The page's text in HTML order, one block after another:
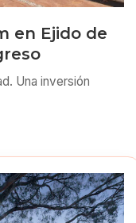
en Ejido de
Una inversión